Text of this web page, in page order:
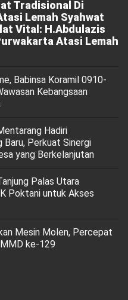
Tradisional Di
Lemah Syahwat
Vital: H.Abdulazis
Atasi Lemah
Babinsa Koramil 0910-
Kebangsaan
Hadiri
Baru, Perkuat Sinergi
yang Berkelanjutan
Palas Utara
Poktani untuk Akses
Mesin Molen, Percepat
ke-129